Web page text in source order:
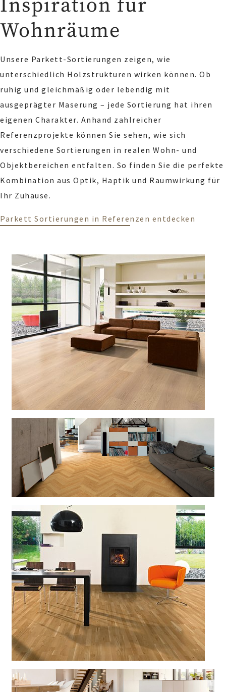
Inspiration für
Wohnräume
Unsere Parkett-Sortierungen zeigen, wie
unterschiedlich Holzstrukturen wirken können. Ob
ruhig und gleichmäßig oder lebendig mit
ausgeprägter Maserung – jede Sortierung hat ihren
eigenen Charakter. Anhand zahlreicher
Referenzprojekte können Sie sehen, wie sich
verschiedene Sortierungen in realen Wohn- und
Objektbereichen entfalten. So finden Sie die perfekte
Kombination aus Optik, Haptik und Raumwirkung für
Ihr Zuhause.
Parkett Sortierungen in Referenzen entdecken